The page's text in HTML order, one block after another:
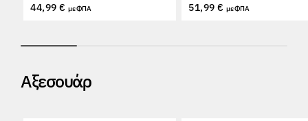
44,99 € με ΦΠΑ 51,99 € με ΦΠΑ
Αξεσουάρ